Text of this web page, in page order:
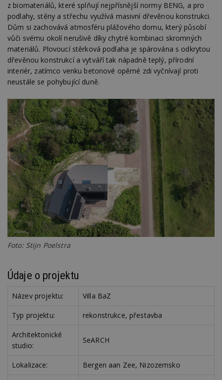
z biomateriálů, které splňují nejpřísnější normy BENG, a pro
podlahy, stěny a střechu využívá masivní dřevěnou konstrukci.
Dům si zachovává atmosféru plážového domu, který působí
vůči svému okolí nerušivě díky chytré kombinaci skromných
materiálů. Plovoucí stěrková podlaha je spárována s odkrytou
dřevěnou konstrukcí a vytváří tak nápadně teplý, přírodní
interiér, zatímco venku betonové opěrné zdi vyčnívají proti
neustále se pohybující duně.
Foto: Stijn Poelstra
Údaje o projektu
Název projektu: Villa BaZ
Typ projektu: rekonstrukce, přestavba
Architektonické
studio:
SeARCH
Lokalizace: Bergen aan Zee, Nizozemsko
Nezbytně nutné soubory
Výkonové soubory
Funkční soubory
Nezařazené soubory
Nezbytně nutné soubory cookie umožňují základní
funkce webových stránek, jako je přihlášení
uživatele a správa účtu. Webové stránky nelze bez
nezbytně nutných souborů cookie správně
používat.
Název
Provider/
Doména
Vyprší
_hjIncludedInPageviewSample
Hotjar Ltd
www.estav.cz
2
minuty
_dc_gtm_UA-53599847-1
.estav.cz
53
sekund